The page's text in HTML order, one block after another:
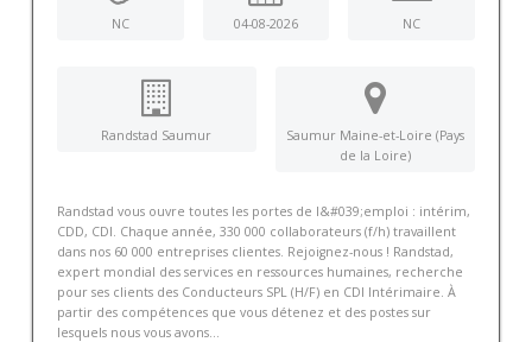
NC 04-08-2026 NC
Randstad Saumur
Saumur Maine-et-Loire (Pays
de la Loire)
Randstad vous ouvre toutes les portes de l&#039;emploi : intérim,
CDD, CDI. Chaque année, 330 000 collaborateurs (f/h) travaillent
dans nos 60 000 entreprises clientes. Rejoignez-nous ! Randstad,
expert mondial des services en ressources humaines, recherche
pour ses clients des Conducteurs SPL (H/F) en CDI Intérimaire. À
partir des compétences que vous détenez et des postes sur
lesquels nous vous avons...